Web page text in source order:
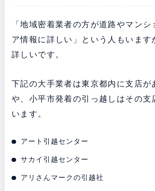
「地域密着業者の方が道路やマンシ
ア情報に詳しい」という人もいます
詳しいです。
下記の大手業者は東京都内に支店が
や、小平市発着の引っ越しはその支
います。
アート引越センター
サカイ引越センター
アリさんマークの引越社